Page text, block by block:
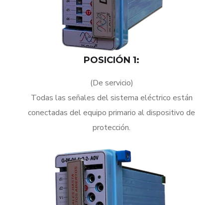
POSICIÓN 1:
(De servicio)
Todas las señales del sistema eléctrico están
conectadas del equipo primario al dispositivo de
protección.